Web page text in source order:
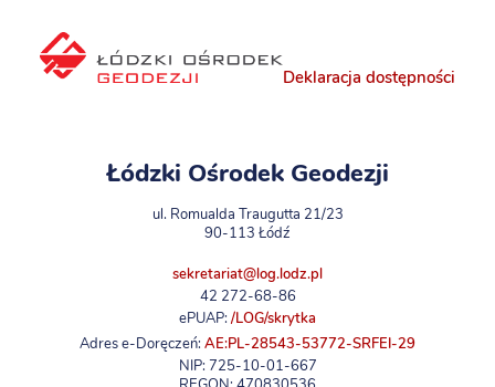
Deklaracja dostępności
Łódzki Ośrodek Geodezji
ul. Romualda Traugutta 21/23
90-113 Łódź
sekretariat@log.lodz.pl
42 272-68-86
ePUAP: /LOG/skrytka
Adres e-Doręczeń: AE:PL-28543-53772-SRFEI-29
NIP: 725-10-01-667